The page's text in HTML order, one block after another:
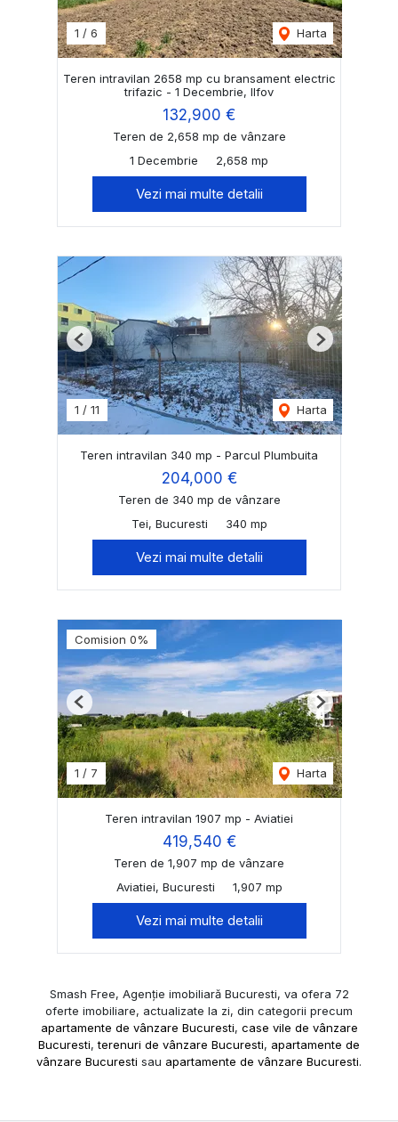
1 / 6 Harta
Teren intravilan 2658 mp cu bransament electric
trifazic - 1 Decembrie, Ilfov
132,900 €
Teren de 2,658 mp de vânzare
1 Decembrie
2,658 mp
Vezi mai multe detalii
1 / 11 Harta
Previous Next
Teren intravilan 340 mp - Parcul Plumbuita
204,000 €
Teren de 340 mp de vânzare
Tei, Bucuresti
340 mp
Vezi mai multe detalii
Comision 0%
1 / 7 Harta
Previous Next
Teren intravilan 1907 mp - Aviatiei
419,540 €
Teren de 1,907 mp de vânzare
Aviatiei, Bucuresti
1,907 mp
Vezi mai multe detalii
Smash Free, Agenție imobiliară Bucuresti, va ofera 72
oferte imobiliare, actualizate la zi, din categorii precum
apartamente de vânzare Bucuresti, case vile de vânzare
Bucuresti,terenuri de vânzare Bucuresti, apartamente de
vânzare Bucuresti sau apartamente de vânzare Bucuresti.